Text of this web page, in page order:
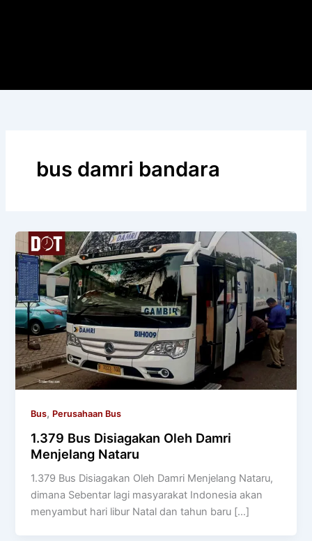
bus damri bandara
Bus, Perusahaan Bus
1.379 Bus Disiagakan Oleh Damri
Menjelang Nataru
1.379 Bus Disiagakan Oleh Damri Menjelang Nataru,
dimana Sebentar lagi masyarakat Indonesia akan
menyambut hari libur Natal dan tahun baru […]